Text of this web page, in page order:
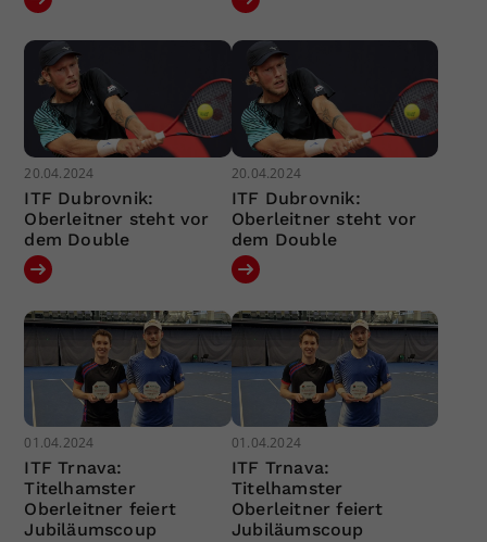
20.04.2024
ITF Dubrovnik:
Oberleitner steht vor
dem Double
20.04.2024
ITF Dubrovnik:
Oberleitner steht vor
dem Double
01.04.2024
ITF Trnava:
Titelhamster
Oberleitner feiert
Jubiläumscoup
01.04.2024
ITF Trnava:
Titelhamster
Oberleitner feiert
Jubiläumscoup